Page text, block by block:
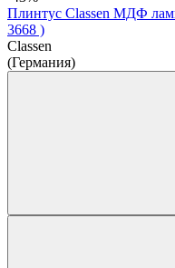
Плинтус Classen МДФ
3668 )
Classen
(Германия)